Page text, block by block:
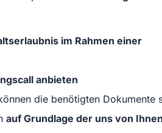
im Rahmen einer
anbieten
die benötigten Dokumente
auf Grundlage der uns von